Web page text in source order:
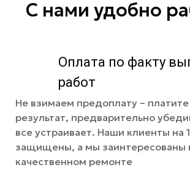
С нами удобно
Оплата по факту
работ
Не взимаем предоплату – платите
результат, предварительно
все устраивает. Наши клиенты на
защищены, а мы заинтересованы
качественном ремонте